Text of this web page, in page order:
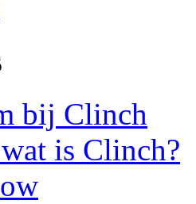
bij Clinch
is Clinch?